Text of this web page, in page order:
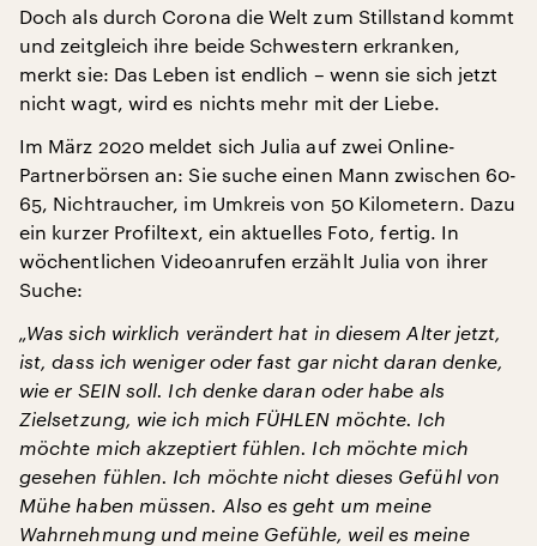
Doch als durch Corona die Welt zum Stillstand kommt
und zeitgleich ihre beide Schwestern erkranken,
merkt sie: Das Leben ist endlich – wenn sie sich jetzt
nicht wagt, wird es nichts mehr mit der Liebe.
Im März 2020 meldet sich Julia auf zwei Online-
Partnerbörsen an: Sie suche einen Mann zwischen 60-
65, Nichtraucher, im Umkreis von 50 Kilometern. Dazu
ein kurzer Profiltext, ein aktuelles Foto, fertig. In
wöchentlichen Videoanrufen erzählt Julia von ihrer
Suche:
„Was sich wirklich verändert hat in diesem Alter jetzt,
ist, dass ich weniger oder fast gar nicht daran denke,
wie er SEIN soll. Ich denke daran oder habe als
Zielsetzung, wie ich mich FÜHLEN möchte. Ich
möchte mich akzeptiert fühlen. Ich möchte mich
gesehen fühlen. Ich möchte nicht dieses Gefühl von
Mühe haben müssen. Also es geht um meine
Wahrnehmung und meine Gefühle, weil es meine